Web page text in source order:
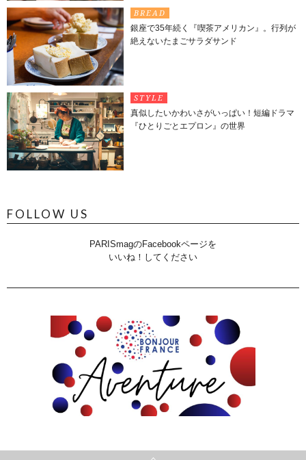
BREAD
銀座で35年続く『喫茶アメリカン』。行列が
絶えないたまごサラダサンド
STYLE
真似したいかわいさがいっぱい！短編ドラマ
『ひとりごとエプロン』の世界
FOLLOW US
PARISmagのFacebookページを
いいね！してください